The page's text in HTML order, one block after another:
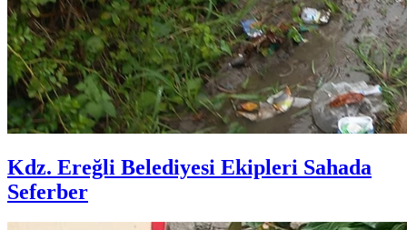
Kdz. Ereğli Belediyesi Ekipleri Sahada
Seferber